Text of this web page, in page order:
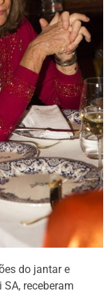
do jantar e
receberam